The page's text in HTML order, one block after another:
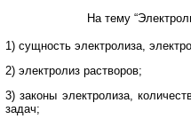
На тему
1) сущность электролиза,
2) электролиз растворов;
3) законы электролиза,
задач;